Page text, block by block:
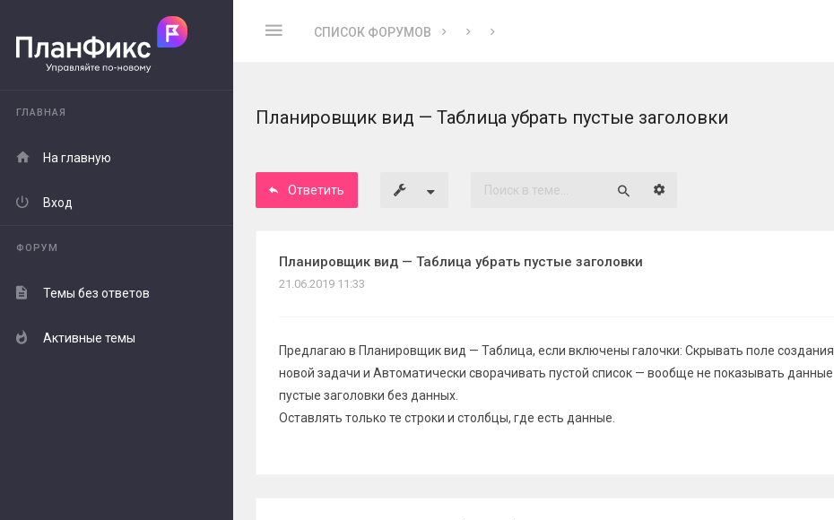
СПИСОК ФОРУМОВ
ГЛАВНАЯ
На главную
Вход
ФОРУМ
Темы без ответов
Активные темы
Планировщик вид — Таблица убрать пустые заголовки
Ответить
Расширенный поиск
Планировщик вид — Таблица убрать пустые заголовки
21.06.2019 11:33
Предлагаю в Планировщик вид — Таблица, если включены галочки: Скрывать поле создания
новой задачи и Автоматически сворачивать пустой список — вообще не показывать данные
пустые заголовки без данных.
Оставлять только те строки и столбцы, где есть данные.